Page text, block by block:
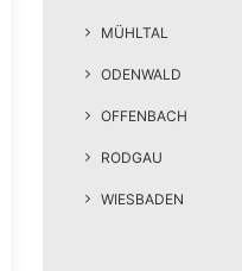
MÜHLTAL
ODENWALD
OFFENBACH
RODGAU
WIESBADEN